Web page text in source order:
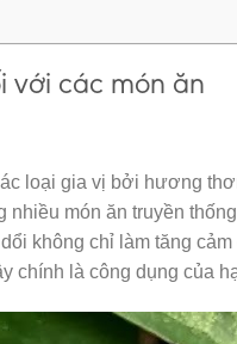
với các món ăn
loại gia vị bởi hương
nhiều món ăn truyền
không chỉ làm tăng
chính là công dụng của